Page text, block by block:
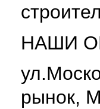
НАШИ
рынок,